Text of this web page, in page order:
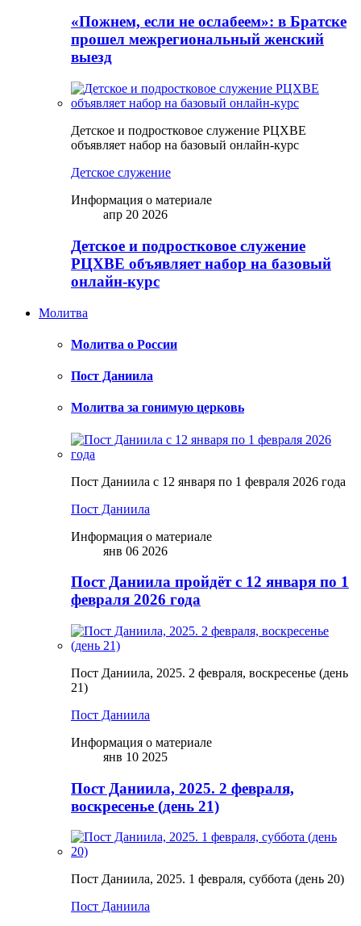
«Пожнем, если не ослабеем»: в Братске
прошел межрегиональный женский
выезд
Детское и подростковое служение РЦХВЕ
объявляет набор на базовый онлайн-курс
Детское служение
Информация о материале
апр 20 2026
Детское и подростковое служение
РЦХВЕ объявляет набор на базовый
онлайн-курс
Молитва
Молитва о России
Пост Даниила
Молитва за гонимую церковь
Пост Даниила с 12 января по 1 февраля 2026 года
Пост Даниила
Информация о материале
янв 06 2026
Пост Даниила пройдёт с 12 января по 1
февраля 2026 года
Пост Даниила, 2025. 2 февраля, воскресенье (день
21)
Пост Даниила
Информация о материале
янв 10 2025
Пост Даниила, 2025. 2 февраля,
воскресенье (день 21)
Пост Даниила, 2025. 1 февраля, суббота (день 20)
Пост Даниила